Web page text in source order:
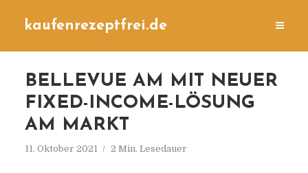
kaufenrezeptfrei.de
BELLEVUE AM MIT NEUER
FIXED-INCOME-LÖSUNG
AM MARKT
11. Oktober 2021 2 Min. Lesedauer